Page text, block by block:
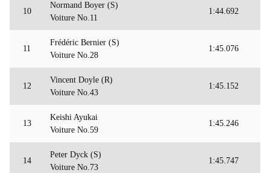
10
Normand Boyer (S)
Voiture No.11
1:44.692
11
Frédéric Bernier (S)
Voiture No.28
1:45.076
12
Vincent Doyle (R)
Voiture No.43
1:45.152
13
Keishi Ayukai
Voiture No.59
1:45.246
14
Peter Dyck (S)
Voiture No.73
1:45.747